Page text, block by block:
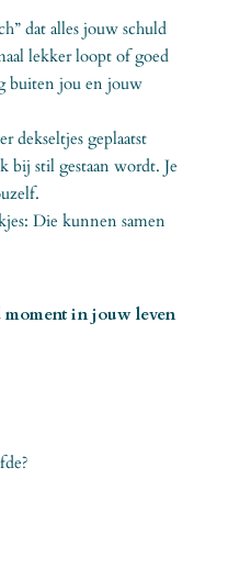
dat alles jouw schuld
lekker loopt of goed
buiten jou en jouw
dekseltjes geplaatst
bij stil gestaan wordt. Je
Die kunnen samen
moment in jouw leven